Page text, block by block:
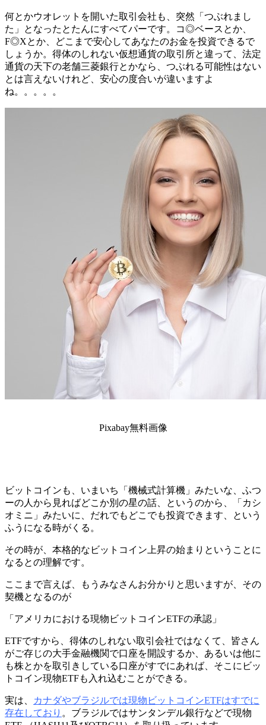
何とかウオレットを開いた取引会社も、突然「つぶれまし
た」となったとたんにすべてパーです。コ◎ベースとか、
F◎Xとか、どこまで安心してあなたのお金を投資できるで
しょうか。得体のしれない仮想通貨の取引所と違って、法定
通貨の天下の老舗三菱銀行とかなら、つぶれる可能性はない
とは言えないけれど、安心の度合いが違いますよ
ね。。。。。
Pixabay無料画像
ビットコインも、いまいち「機械式計算機」みたいな、ふつ
ーの人から見ればどこか別の星の話、というのから、「カシ
オミニ」みたいに、だれでもどこでも投資できます、という
ふうになる時がくる。
その時が、本格的なビットコイン上昇の始まりということに
なるとの理解です。
ここまで言えば、もうみなさんお分かりと思いますが、その
契機となるのが
「アメリカにおける現物ビットコインETFの承認」
ETFですから、得体のしれない取引会社ではなくて、皆さん
がご存じの大手金融機関で口座を開設するか、あるいは他に
も株とかを取引きしている口座がすでにあれば、そこにビッ
トコイン現物ETFも入れ込むことができる。
実は、
カナダやブラジルでは現物ビットコインETFはすでに
存在しており 。ブラジルではサンタンデル銀行などで現物